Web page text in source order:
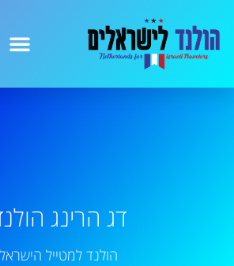
דג הרינג
הולנד למטייל